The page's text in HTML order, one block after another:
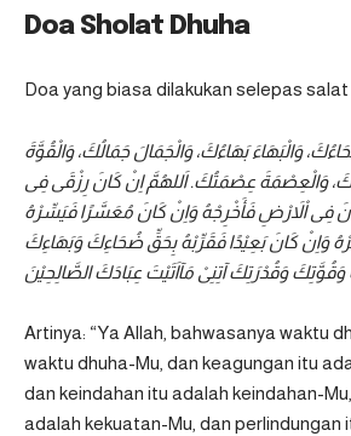
Doa Sholat Dhuha
Doa yang biasa dilakukan selepas
وَالْبَهَاءَ بَهَاءُكَ، وَالْجَمَالَ جَمَالُكَ، وَالْقُوَّةَ
وَالْعِصْمَةَ عِصْمَتُكَ. اَللهُمَّ اِنْ كَانَ رِزْقَى فِى
فِى اْلاَرْضِ فَأَخْرِجْهُ وَاِنْ كَانَ مُعَسَّرًا فَيَسِّرْهُ
وَاِنْ كَانَ بَعِيْدًا فَقَرِّبْهُ بِحَقِّ ضُحَاءِكَ وَبَهَاءِكَ
وَقُدْرَتِكَ آتِنِىْ مَآاَتَيْتَ عِبَادَكَ الصَّالِحِيْنَ
Artinya: “Ya Allah, bahwasanya waktu
waktu dhuha-Mu, dan keagungan itu
dan keindahan itu adalah keindahan-
adalah kekuatan-Mu, dan perlindungan